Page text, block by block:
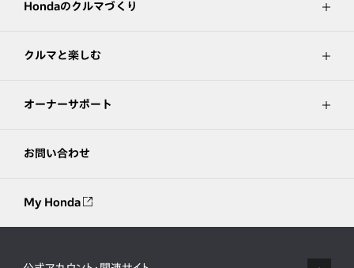
Hondaのクルマづくり
クルマと楽しむ
オーナーサポート
お問い合わせ
My Honda